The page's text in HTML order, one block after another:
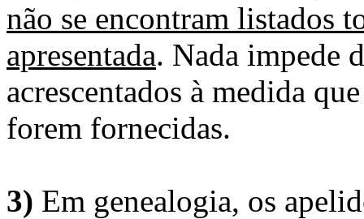
não se encontram listados
apresentada. Nada impede
acrescentados à medida
forem fornecidas.
3) Em genealogia, os